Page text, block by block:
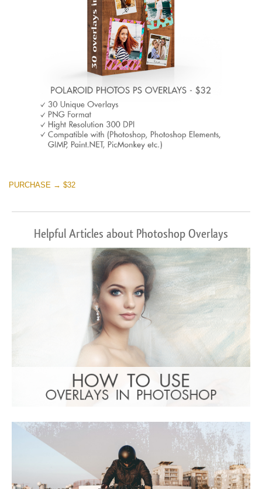
PURCHASE → $32
Helpful Articles about Photoshop Overlays